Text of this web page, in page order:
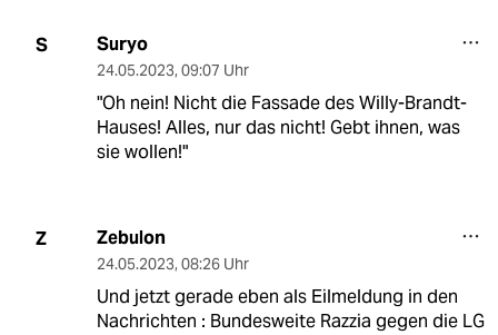
S Suryo
24.05.2023, 09:07 Uhr
"Oh nein! Nicht die Fassade des Willy-Brandt-
Hauses! Alles, nur das nicht! Gebt ihnen, was
sie wollen!"
Z Zebulon
24.05.2023, 08:26 Uhr
Und jetzt gerade eben als Eilmeldung in den
Nachrichten : Bundesweite Razzia gegen die LG